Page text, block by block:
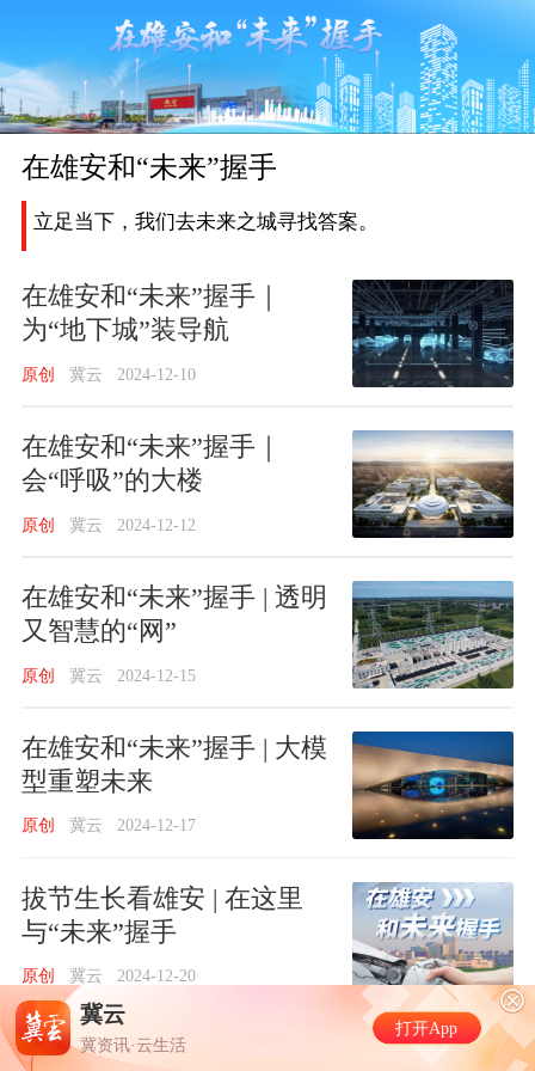
在雄安和“未来”握手
立足当下，我们去未来之城寻找答案。
在雄安和“未来”握手｜
为“地下城”装导航
原创 冀云 2024-12-10
在雄安和“未来”握手｜
会“呼吸”的大楼
原创 冀云 2024-12-12
在雄安和“未来”握手 | 透明
又智慧的“网”
原创 冀云 2024-12-15
在雄安和“未来”握手 | 大模
型重塑未来
原创 冀云 2024-12-17
拔节生长看雄安 | 在这里
与“未来”握手
原创 冀云 2024-12-20
冀云
冀资讯·云生活
河北省防洪工程
打开App